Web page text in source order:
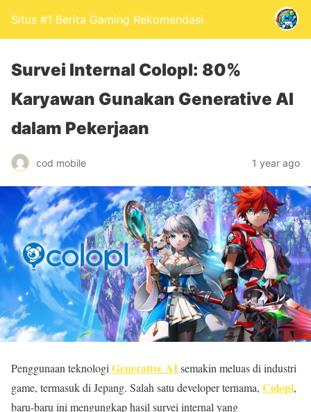
Situs #1 Berita Gaming Rekomendasi
Survei Internal Colopl: 80%
Karyawan Gunakan Generative AI
dalam Pekerjaan
cod mobile 1 year ago
Penggunaan teknologi Generative AIsemakin meluas di industri
game, termasuk di Jepang. Salah satu developer ternama, Colopl,
baru-baru ini mengungkap hasil survei internal yang